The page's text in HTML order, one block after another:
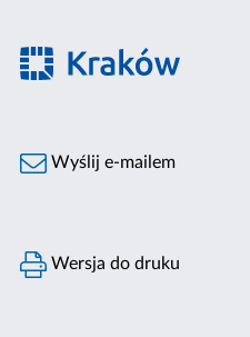
Wyślij e-mailem
Wersja do druku